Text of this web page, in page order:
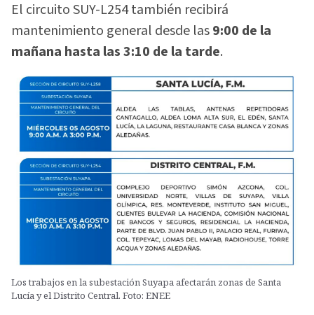
El circuito SUY-L254 también recibirá
mantenimiento general desde las9:00 de la
mañana hasta las 3:10 de la tarde.
Los trabajos en la subestación Suyapa afectarán zonas de Santa
Lucía y el Distrito Central. Foto: ENEE